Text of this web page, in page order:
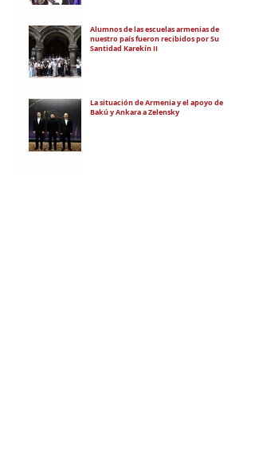
Alumnos de las escuelas armenias de
nuestro país fueron recibidos por Su
Santidad Karekín II
La situación de Armenia y el apoyo de
Bakú y Ankara a Zelensky